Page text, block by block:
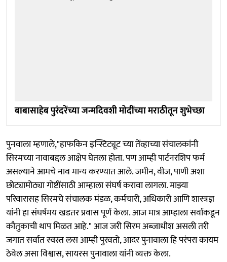
बाबासाहेब पुरंदरेंच्या जन्मदिवशी मोदींच्या मराठीतून शुभेच्छा
पुनवाला म्हणाले,"हाफकिन इन्स्टिट्यूट च्या तेंव्हाच्या संचालकांनी
सिरमच्या नावाबद्दल आक्षेप घेतला होता. पण आम्ही पार्टनरशिप फर्म
असल्याने आमचे नाव मान्य करण्यात आले. जमीन, वीज, पाणी अशा
छोट्यामोठ्या गोष्टींसाठी आम्हाला संघर्ष करावा लागला. माझ्या
परिवारासह सिरमचे संचालक मंडळ, कर्मचारी, अधिकारी आणि शास्त्रज्ञ
यांनी हा संघर्षमय खडतर प्रवास पूर्ण केला. आज मात्र आम्हाला सर्वांकडून
कौतुकाची थाप मिळत आहे." आज जरी सिरम अब्जाधीश असली तरी
जगात सर्वात स्वस्त लस आम्ही पुरवतो, आदर पुनावाला हि परंपरा कायम
ठेवेल असा विश्वास, सायरस पुनावाला यांनी व्यक्त केला.